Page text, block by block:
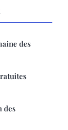
des
des